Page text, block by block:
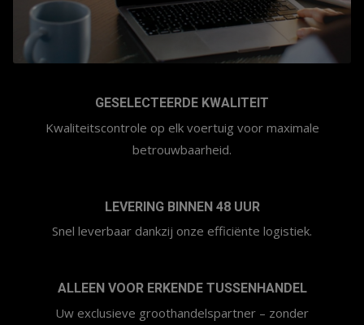
GESELECTEERDE KWALITEIT
Kwaliteitscontrole op elk voertuig voor maximale
betrouwbaarheid.
LEVERING BINNEN 48 UUR
Snel leverbaar dankzij onze efficiënte logistiek.
ALLEEN VOOR ERKENDE TUSSENHANDEL
Uw exclusieve groothandelspartner – zonder